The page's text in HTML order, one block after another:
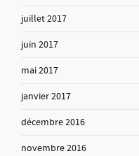
juillet 2017
juin 2017
mai 2017
janvier 2017
décembre 2016
novembre 2016